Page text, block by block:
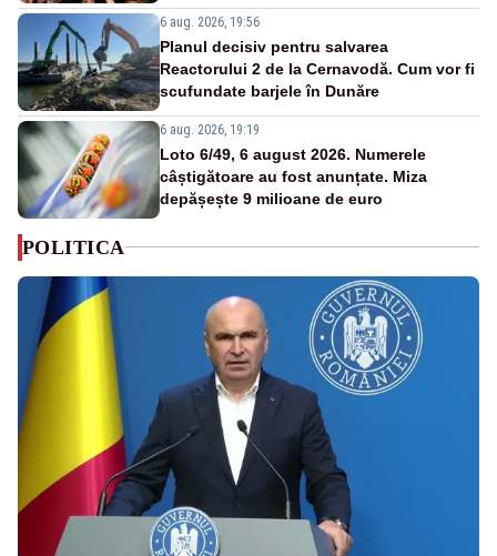
6 aug. 2026, 19:56
Planul decisiv pentru salvarea
Reactorului 2 de la Cernavodă. Cum vor fi
scufundate barjele în Dunăre
6 aug. 2026, 19:19
Loto 6/49, 6 august 2026. Numerele
câștigătoare au fost anunțate. Miza
depășește 9 milioane de euro
POLITICA